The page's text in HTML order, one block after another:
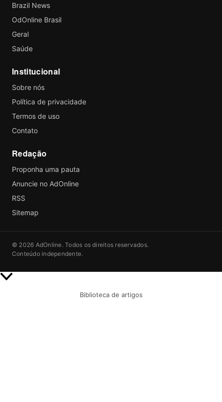
Brazil News
OdOnline Brasil
Geral
Saúde
Institucional
Sobre nós
Política de privacidade
Termos de uso
Contato
Redação
Proponha uma pauta
Anuncie no AdOnline
RSS
Sitemap
© 2026 AdOnline. Todos os direitos reservados.
Conteúdo independente.
Rolar
Biblioteca de artigos